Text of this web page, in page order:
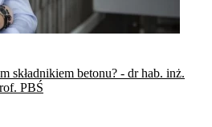
składnikiem betonu? - dr hab. inż.
PBŚ